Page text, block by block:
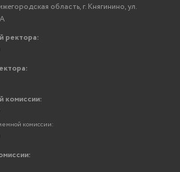
область, г. Княгинино, ул.
ректора:
комиссии:
комиссии: